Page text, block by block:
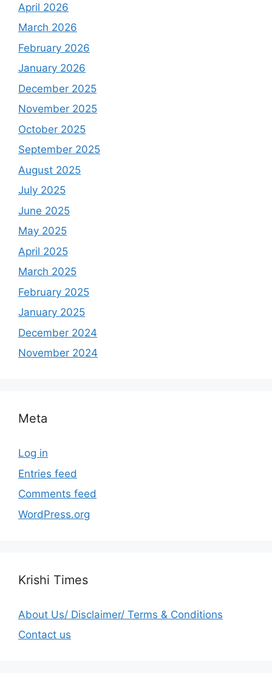
April 2026
March 2026
February 2026
January 2026
December 2025
November 2025
October 2025
September 2025
August 2025
July 2025
June 2025
May 2025
April 2025
March 2025
February 2025
January 2025
December 2024
November 2024
Meta
Log in
Entries feed
Comments feed
WordPress.org
Krishi Times
About Us/ Disclaimer/ Terms & Conditions
Contact us